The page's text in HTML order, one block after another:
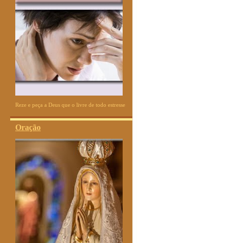
Reze e peça a Deus que o livre de todo estresse
Oração